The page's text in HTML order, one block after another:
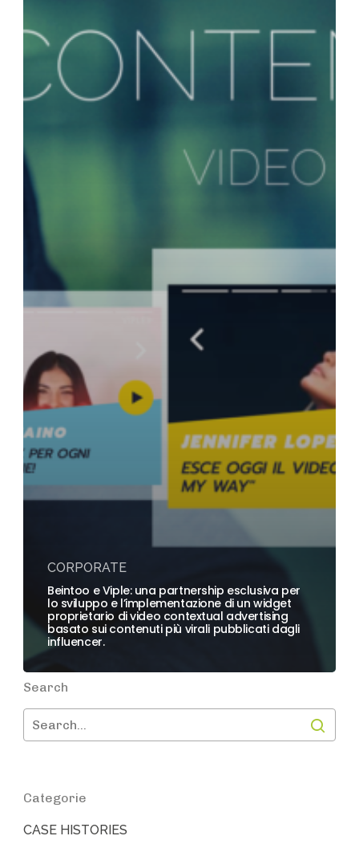
CORPORATE
Beintoo e Viple: una partnership esclusiva per
lo sviluppo e l’implementazione di un widget
proprietario di video contextual advertising
basato sui contenuti più virali pubblicati dagli
influencer.
Search
Categorie
CASE HISTORIES